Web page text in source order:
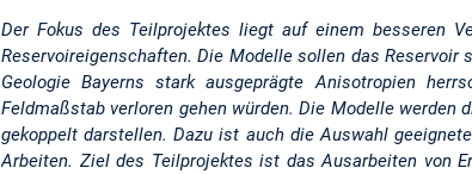
Der Fokus des Teilprojektes liegt auf einem besseren
Reservoireigenschaften. Die Modelle sollen das
Geologie Bayerns stark ausgeprägte Anisotropien
Feldmaßstab verloren gehen würden. Die Modelle werden
gekoppelt darstellen. Dazu ist auch die Auswahl
Arbeiten. Ziel des Teilprojektes ist das Ausarbeiten von